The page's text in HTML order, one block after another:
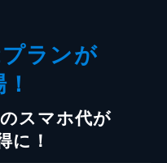
ランが
スマホ代が
に！